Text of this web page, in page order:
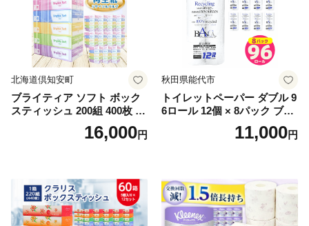
北海道倶知安町
ブライティア ソフト ボック
スティッシュ 200組 400枚 60
箱 日本製 まとめ買い ティッ
シュ リサイクル 長持 防災 常
倶知安町 日用品
16,000円
秋田県能代市
トイレットペーパー ダブル 9
6ロール 12個 × 8パック ブラ
ンカ 再生紙 100％ 芯あり 日
用品 消耗品 無香料 生活用品
11,000円